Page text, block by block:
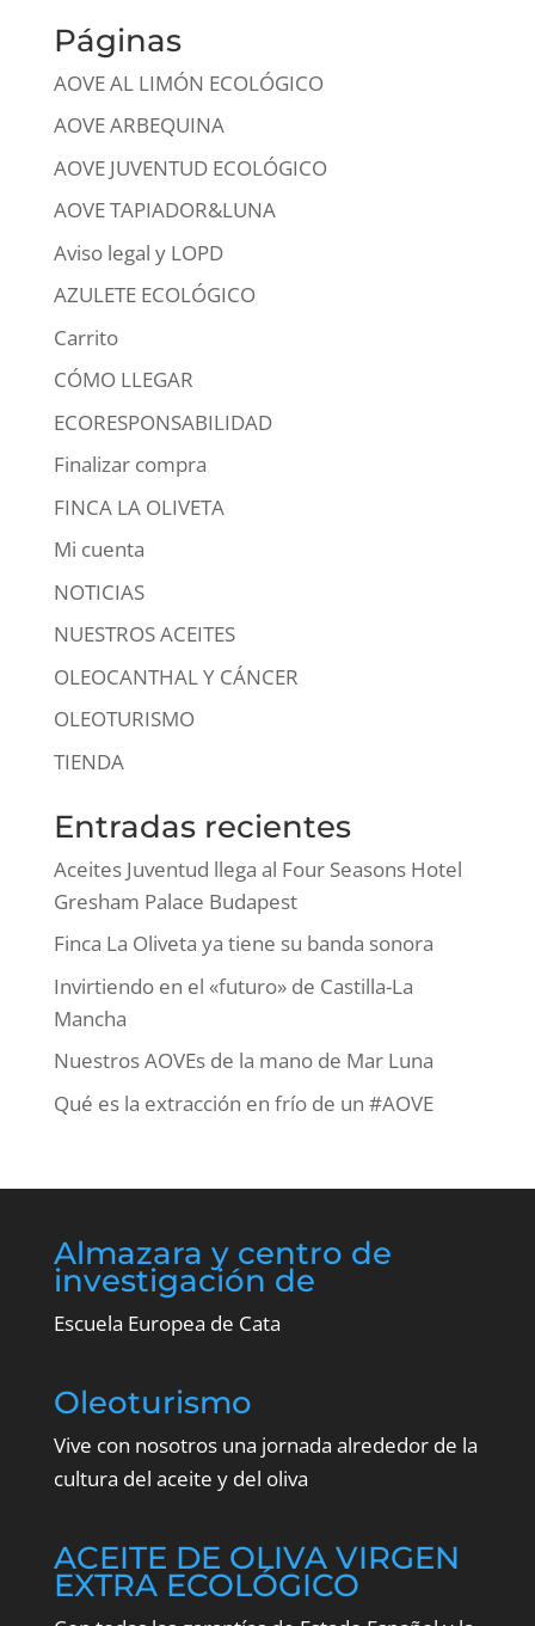
Páginas
AOVE AL LIMÓN ECOLÓGICO
AOVE ARBEQUINA
AOVE JUVENTUD ECOLÓGICO
AOVE TAPIADOR&LUNA
Aviso legal y LOPD
AZULETE ECOLÓGICO
Carrito
CÓMO LLEGAR
ECORESPONSABILIDAD
Finalizar compra
FINCA LA OLIVETA
Mi cuenta
NOTICIAS
NUESTROS ACEITES
OLEOCANTHAL Y CÁNCER
OLEOTURISMO
TIENDA
Entradas recientes
Aceites Juventud llega al Four Seasons Hotel
Gresham Palace Budapest
Finca La Oliveta ya tiene su banda sonora
Invirtiendo en el «futuro» de Castilla-La
Mancha
Nuestros AOVEs de la mano de Mar Luna
Qué es la extracción en frío de un #AOVE
Almazara y centro de
investigación de
Escuela Europea de Cata
Oleoturismo
Vive con nosotros una jornada alrededor de la
cultura del aceite y del oliva
ACEITE DE OLIVA VIRGEN
EXTRA ECOLÓGICO